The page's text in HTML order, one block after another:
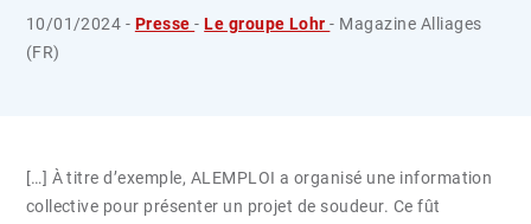
10/01/2024 - Presse-Le groupe Lohr- Magazine Alliages
(FR)
[…] À titre d’exemple, ALEMPLOI a organisé une information
collective pour présenter un projet de soudeur. Ce fût